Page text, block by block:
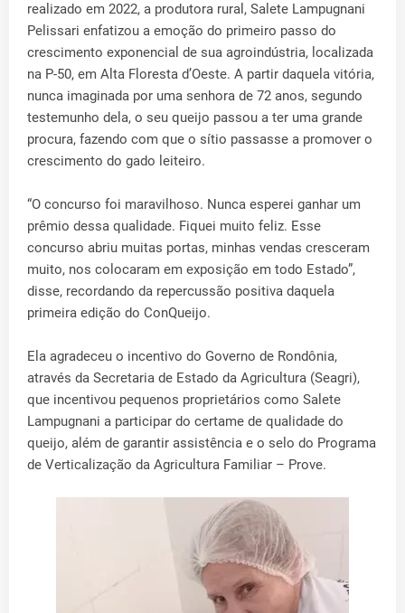
realizado em 2022, a produtora rural, Salete Lampugnani
Pelissari enfatizou a emoção do primeiro passo do
crescimento exponencial de sua agroindústria, localizada
na P-50, em Alta Floresta d’Oeste. A partir daquela vitória,
nunca imaginada por uma senhora de 72 anos, segundo
testemunho dela, o seu queijo passou a ter uma grande
procura, fazendo com que o sítio passasse a promover o
crescimento do gado leiteiro.
“O concurso foi maravilhoso. Nunca esperei ganhar um
prêmio dessa qualidade. Fiquei muito feliz. Esse
concurso abriu muitas portas, minhas vendas cresceram
muito, nos colocaram em exposição em todo Estado”,
disse, recordando da repercussão positiva daquela
primeira edição do ConQueijo.
Ela agradeceu o incentivo do Governo de Rondônia,
através da Secretaria de Estado da Agricultura (Seagri),
que incentivou pequenos proprietários como Salete
Lampugnani a participar do certame de qualidade do
queijo, além de garantir assistência e o selo do Programa
de Verticalização da Agricultura Familiar – Prove.